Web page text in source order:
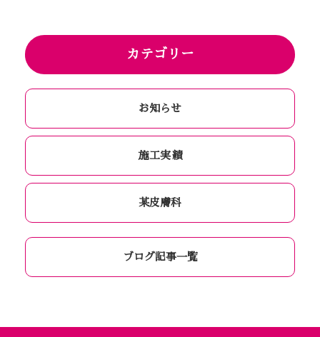
カテゴリー
お知らせ
施工実績
某皮膚科
ブログ記事一覧